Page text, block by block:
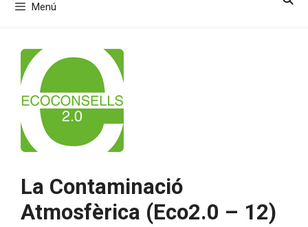
Menú
La Contaminació
Atmosfèrica (Eco2.0 – 12)